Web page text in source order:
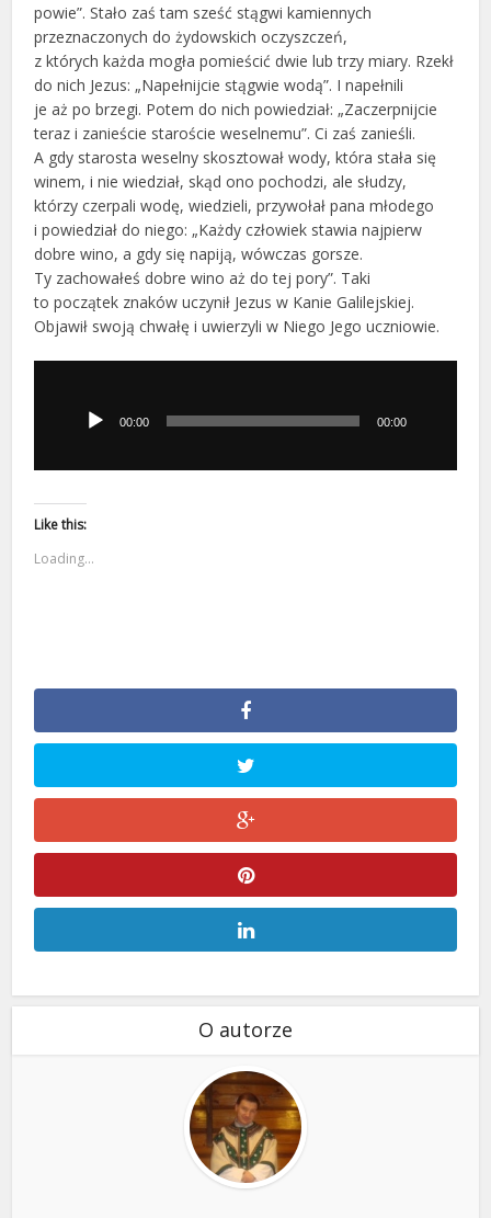
powie”. Stało zaś tam sześć stągwi kamiennych
przeznaczonych do żydowskich oczyszczeń,
z których każda mogła pomieścić dwie lub trzy miary. Rzekł
do nich Jezus: „Napełnijcie stągwie wodą”. I napełnili
je aż po brzegi. Potem do nich powiedział: „Zaczerpnijcie
teraz i zanieście staroście weselnemu”. Ci zaś zanieśli.
A gdy starosta weselny skosztował wody, która stała się
winem, i nie wiedział, skąd ono pochodzi, ale słudzy,
którzy czerpali wodę, wiedzieli, przywołał pana młodego
i powiedział do niego: „Każdy człowiek stawia najpierw
dobre wino, a gdy się napiją, wówczas gorsze.
Ty zachowałeś dobre wino aż do tej pory”. Taki
to początek znaków uczynił Jezus w Kanie Galilejskiej.
Objawił swoją chwałę i uwierzyli w Niego Jego uczniowie.
dźwiękowych00:00 00:00
Like this:
Loading...
O autorze